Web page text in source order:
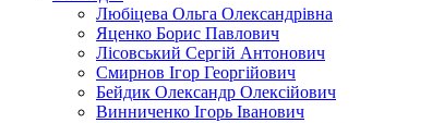
Любіцева Ольга Олександрівна
Яценко Борис Павлович
Лісовський Сергій Антонович
Смирнов Ігор Георгійович
Бейдик Олександр Олексійович
Винниченко Ігорь Іванович